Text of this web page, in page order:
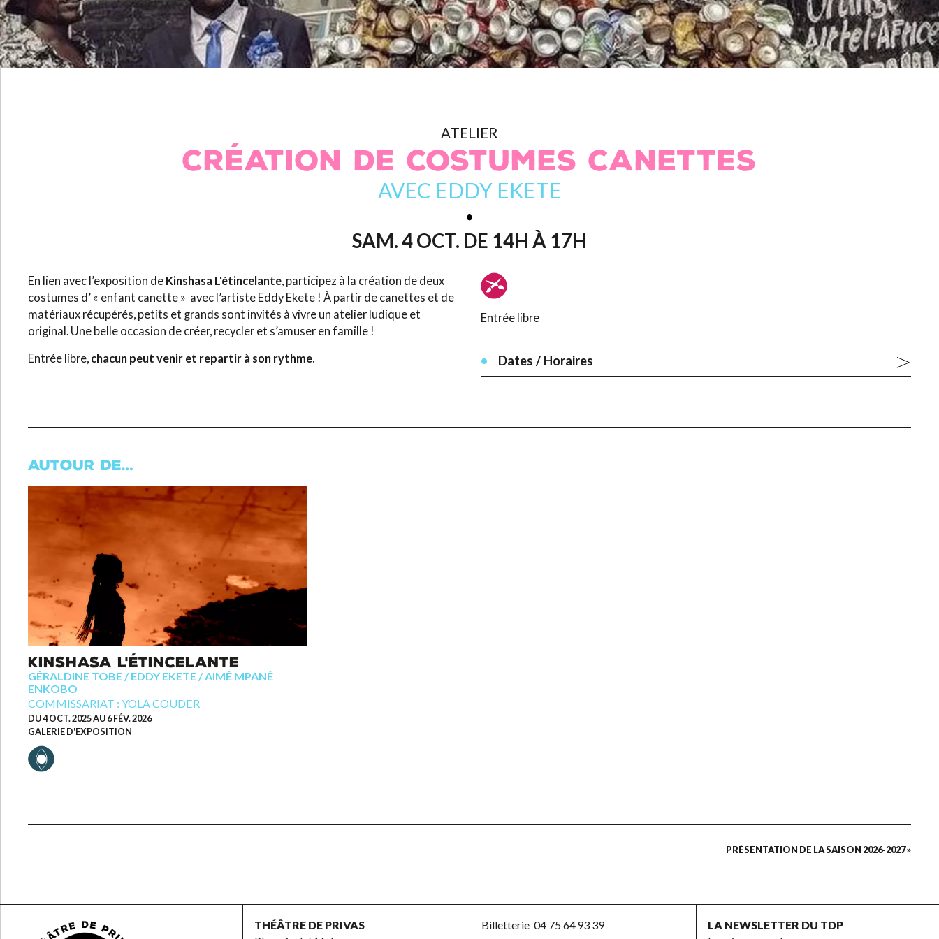
ATELIER
CRÉATION DE COSTUMES CANETTES
AVEC EDDY EKETE
SAM. 4 OCT. DE 14H À 17H
En lien avec l’exposition de Kinshasa L'étincelante, participez à la création de deux
costumes d’ « enfant canette » avec l’artiste Eddy Ekete ! À partir de canettes et de
matériaux récupérés, petits et grands sont invités à vivre un atelier ludique et
original. Une belle occasion de créer, recycler et s’amuser en famille !
Entrée libre, chacun peut venir et repartir à son rythme.
Entrée libre
Dates / Horaires
AUTOUR DE…
KINSHASA L'ÉTINCELANTE
GÉRALDINE TOBE / EDDY EKETE / AIMÉ MPANÉ
ENKOBO
COMMISSARIAT : YOLA COUDER
DU 4 OCT. 2025 AU 6 FÉV. 2026
GALERIE D'EXPOSITION
PRÉSENTATION DE LA SAISON 2026-2027 »
THÉÂTRE DE PRIVAS
Billetterie 04 75 64 93 39
LA NEWSLETTER DU TDP